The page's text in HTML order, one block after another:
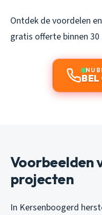
Ontdek de voordelen
gratis offerte binnen 30
NU
Voorbeelden
projecten
In Kersenboogerd